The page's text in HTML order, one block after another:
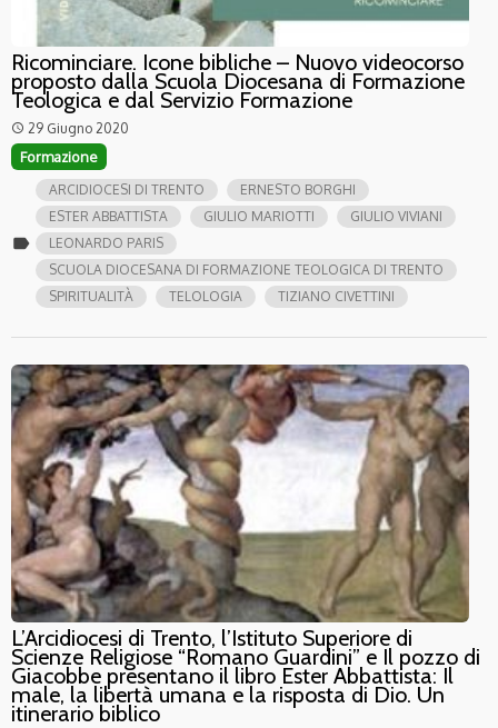
Ricominciare. Icone bibliche – Nuovo videocorso
proposto dalla Scuola Diocesana di Formazione
Teologica e dal Servizio Formazione
access_time 29 Giugno 2020
Formazione
label
ARCIDIOCESI DI TRENTO
ERNESTO BORGHI
ESTER ABBATTISTA
GIULIO MARIOTTI
GIULIO VIVIANI
LEONARDO PARIS
SCUOLA DIOCESANA DI FORMAZIONE TEOLOGICA DI TRENTO
SPIRITUALITÀ
TELOLOGIA TIZIANO CIVETTINI
L’Arcidiocesi di Trento, l’Istituto Superiore di
Scienze Religiose “Romano Guardini” e Il pozzo di
Giacobbe presentano il libro Ester Abbattista: Il
male, la libertà umana e la risposta di Dio. Un
itinerario biblico